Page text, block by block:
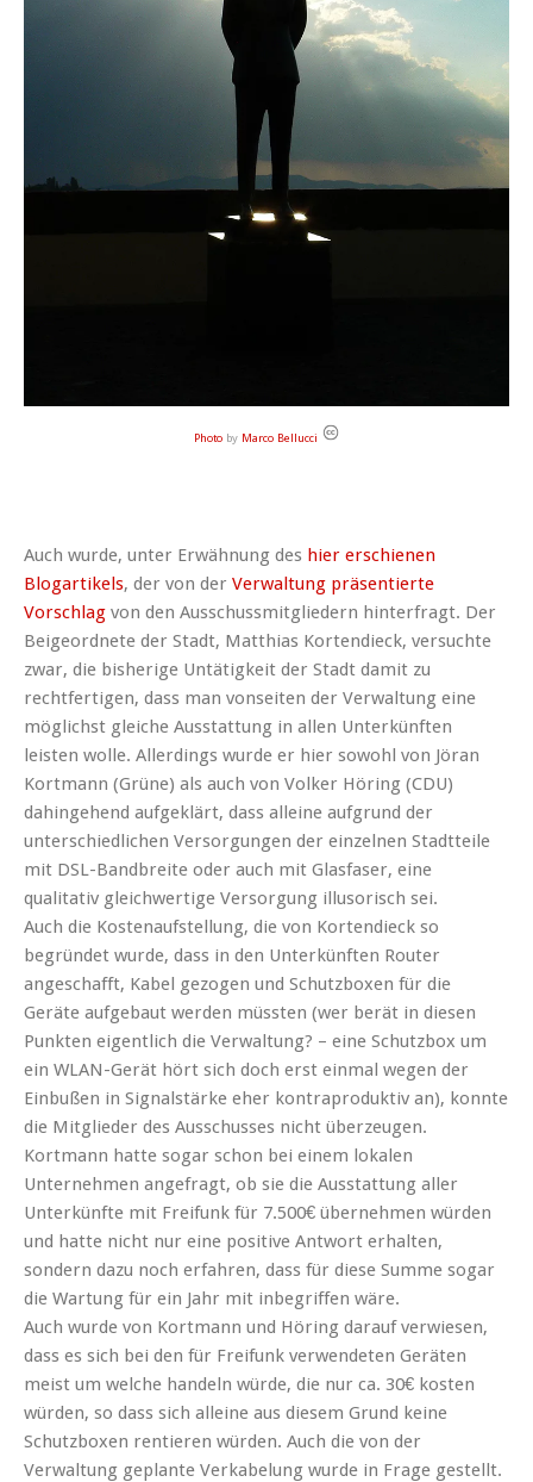
Photoby Marco Bellucci
Auch wurde, unter Erwähnung des hier erschienen
Blogartikels, der von der Verwaltung präsentierte
Vorschlag von den Ausschussmitgliedern hinterfragt. Der
Beigeordnete der Stadt, Matthias Kortendieck, versuchte
zwar, die bisherige Untätigkeit der Stadt damit zu
rechtfertigen, dass man vonseiten der Verwaltung eine
möglichst gleiche Ausstattung in allen Unterkünften
leisten wolle. Allerdings wurde er hier sowohl von Jöran
Kortmann (Grüne) als auch von Volker Höring (CDU)
dahingehend aufgeklärt, dass alleine aufgrund der
unterschiedlichen Versorgungen der einzelnen Stadtteile
mit DSL-Bandbreite oder auch mit Glasfaser, eine
qualitativ gleichwertige Versorgung illusorisch sei.
Auch die Kostenaufstellung, die von Kortendieck so
begründet wurde, dass in den Unterkünften Router
angeschafft, Kabel gezogen und Schutzboxen für die
Geräte aufgebaut werden müssten (wer berät in diesen
Punkten eigentlich die Verwaltung? – eine Schutzbox um
ein WLAN-Gerät hört sich doch erst einmal wegen der
Einbußen in Signalstärke eher kontraproduktiv an), konnte
die Mitglieder des Ausschusses nicht überzeugen.
Kortmann hatte sogar schon bei einem lokalen
Unternehmen angefragt, ob sie die Ausstattung aller
Unterkünfte mit Freifunk für 7.500€ übernehmen würden
und hatte nicht nur eine positive Antwort erhalten,
sondern dazu noch erfahren, dass für diese Summe sogar
die Wartung für ein Jahr mit inbegriffen wäre.
Auch wurde von Kortmann und Höring darauf verwiesen,
dass es sich bei den für Freifunk verwendeten Geräten
meist um welche handeln würde, die nur ca. 30€ kosten
würden, so dass sich alleine aus diesem Grund keine
Schutzboxen rentieren würden. Auch die von der
Verwaltung geplante Verkabelung wurde in Frage gestellt.